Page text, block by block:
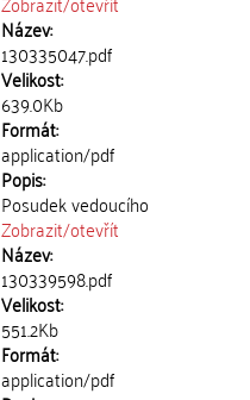
Název:
130335047.pdf
Velikost:
639.0Kb
Formát:
application/pdf
Popis:
Posudek vedoucího
Zobrazit/otevřít
Název:
130339598.pdf
Velikost:
551.2Kb
Formát:
application/pdf